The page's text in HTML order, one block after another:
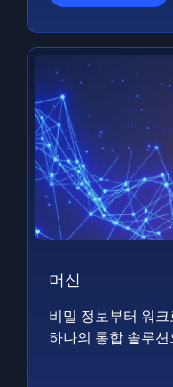
머신
비밀 정보부터 워
하나의 통합 솔루션